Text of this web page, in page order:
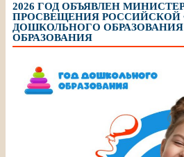
2026 ГОД ОБЪЯВЛЕН
ПРОСВЕЩЕНИЯ РОССИЙСКОЙ
ДОШКОЛЬНОГО
ОБРАЗОВАНИЯ